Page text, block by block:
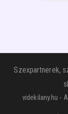
Szexpartnerek,
videkilany.hu -